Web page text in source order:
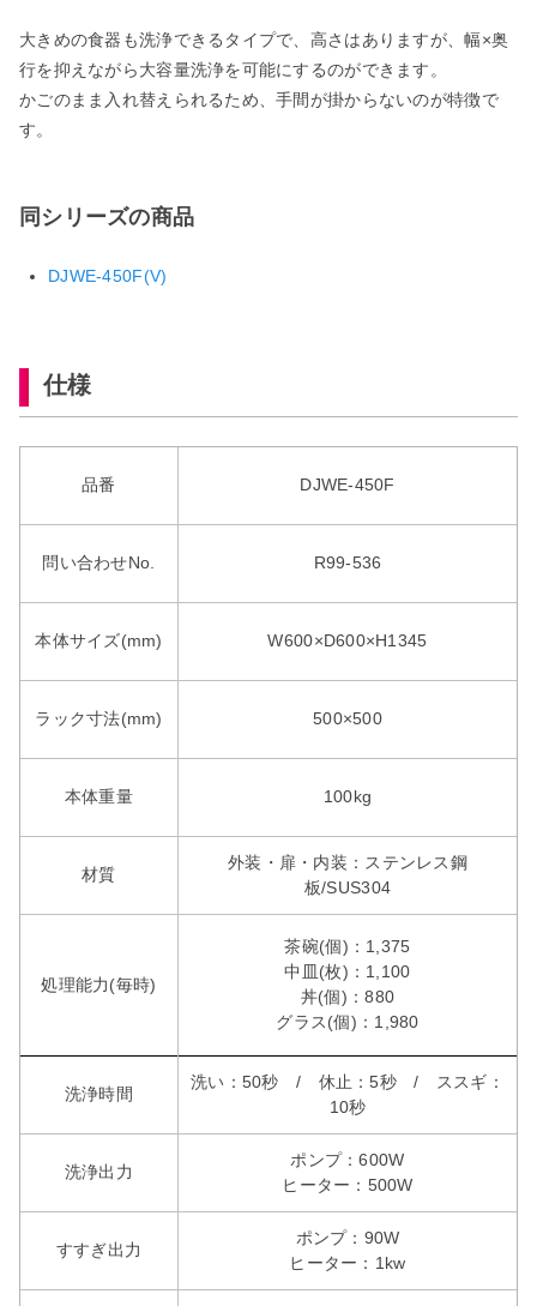
大きめの食器も洗浄できるタイプで、高さはありますが、幅×奥
行を抑えながら大容量洗浄を可能にするのができます。
かごのまま入れ替えられるため、手間が掛からないのが特徴で
す。
同シリーズの商品
DJWE-450F(V)
仕様
品番 DJWE-450F
問い合わせNo. R99-536
本体サイズ(mm) W600×D600×H1345
ラック寸法(mm) 500×500
本体重量 100kg
材質
外装・扉・内装：ステンレス鋼
板/SUS304
処理能力(毎時)
茶碗(個)：1,375
中皿(枚)：1,100
丼(個)：880
グラス(個)：1,980
洗浄時間
洗い：50秒 / 休止：5秒 / ススギ：
10秒
洗浄出力
ポンプ：600W
ヒーター：500W
すすぎ出力
ポンプ：90W
ヒーター：1kw